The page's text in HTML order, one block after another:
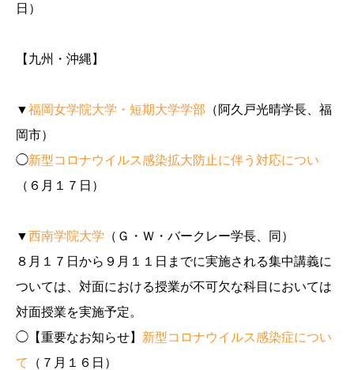
日）
【九州・沖縄】
▼福岡女学院大学・短期大学学部 （阿久戸光晴学長、福
岡市）
◯新型コロナウイルス感染拡大防止に伴う対応につい
（６月１７日）
▼西南学院大学 （Ｇ・Ｗ・バークレー学長、同）
８月１７日から９月１１日までに実施される集中講義に
ついては、対面における授業が不可欠な科目においては
対面授業を実施予定。
◯【重要なお知らせ】 新型コロナウイルス感染症につい
て
（７月１６日）